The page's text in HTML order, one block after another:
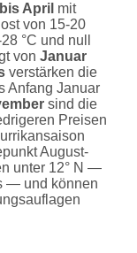
April mit
von 15-20
°C und null
von Januar
verstärken die
Anfang Januar
sind die
Preisen
August-
unter 12° N —
— und können